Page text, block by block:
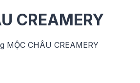
CREAMERY
MỘC CHÂU CREAMERY